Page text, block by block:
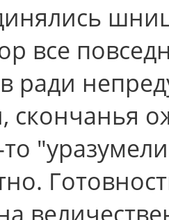
все
ради
скончанья